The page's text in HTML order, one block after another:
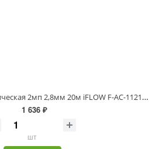
Видеокамера цилиндрическая 2мп 2,8мм 20м iFLOW F-AC-1121(2.8mm)
1 636 ₽
шт